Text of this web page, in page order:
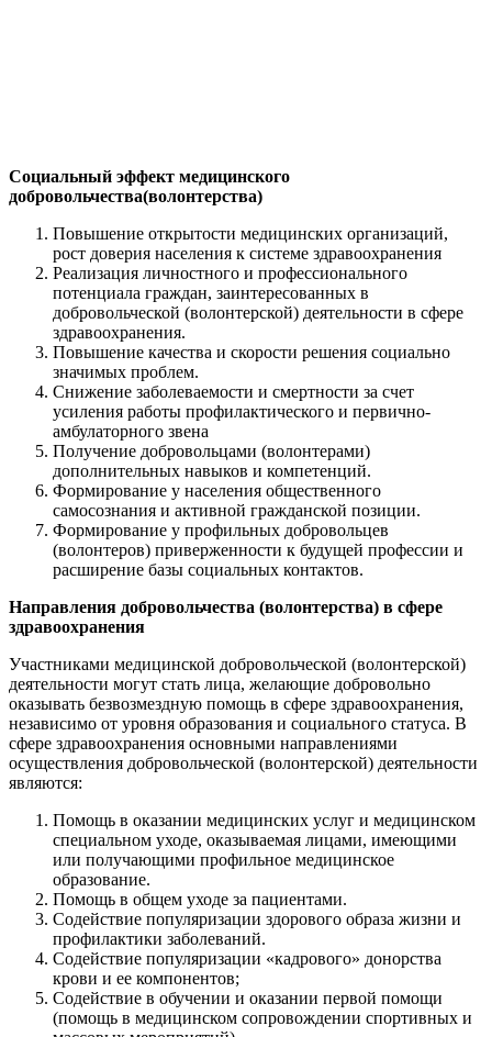
Социальный эффект медицинского
добровольчества(волонтерства)
Повышение открытости медицинских организаций,
рост доверия населения к системе здравоохранения
Реализация личностного и профессионального
потенциала граждан, заинтересованных в
добровольческой (волонтерской) деятельности в сфере
здравоохранения.
Повышение качества и скорости решения социально
значимых проблем.
Снижение заболеваемости и смертности за счет
усиления работы профилактического и первично-
амбулаторного звена
Получение добровольцами (волонтерами)
дополнительных навыков и компетенций.
Формирование у населения общественного
самосознания и активной гражданской позиции.
Формирование у профильных добровольцев
(волонтеров) приверженности к будущей профессии и
расширение базы социальных контактов.
Направления добровольчества (волонтерства) в сфере
здравоохранения
Участниками медицинской добровольческой (волонтерской)
деятельности могут стать лица, желающие добровольно
оказывать безвозмездную помощь в сфере здравоохранения,
независимо от уровня образования и социального статуса. В
сфере здравоохранения основными направлениями
осуществления добровольческой (волонтерской) деятельности
являются:
Помощь в оказании медицинских услуг и медицинском
специальном уходе, оказываемая лицами, имеющими
или получающими профильное медицинское
образование.
Помощь в общем уходе за пациентами.
Содействие популяризации здорового образа жизни и
профилактики заболеваний.
Содействие популяризации «кадрового» донорства
крови и ее компонентов;
Содействие в обучении и оказании первой помощи
(помощь в медицинском сопровождении спортивных и